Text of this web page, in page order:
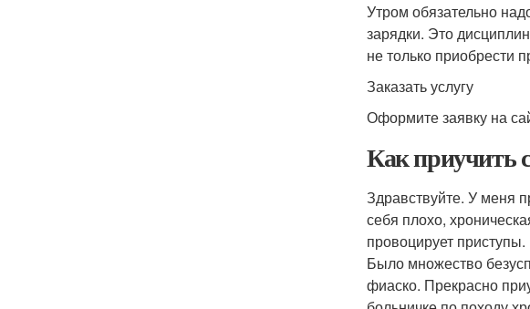
Утром обязательно
зарядки. Это
не только приобрести
Заказать услугу
Оформите заявку на
Как приучить
Здравствуйте. У меня
себя плохо,
провоцирует приступы.
Было множество
фиаско. Прекрасно